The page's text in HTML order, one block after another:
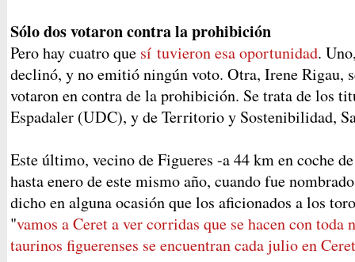
Sólo dos votaron contra la prohibición
Pero hay cuatro que sí tuvieron esa oportunidad.
declinó, y no emitió ningún voto. Otra, Irene Rigau,
votaron en contra de la prohibición. Se trata de los
Espadaler (UDC), y de Territorio y Sostenibilidad,
Este último, vecino de Figueres -a 44 km en coche
hasta enero de este mismo año, cuando fue
dicho en alguna ocasión que los aficionados a los
"vamos a Ceret a ver corridas que se hacen con toda
taurinos figuerenses se encuentran cada julio en